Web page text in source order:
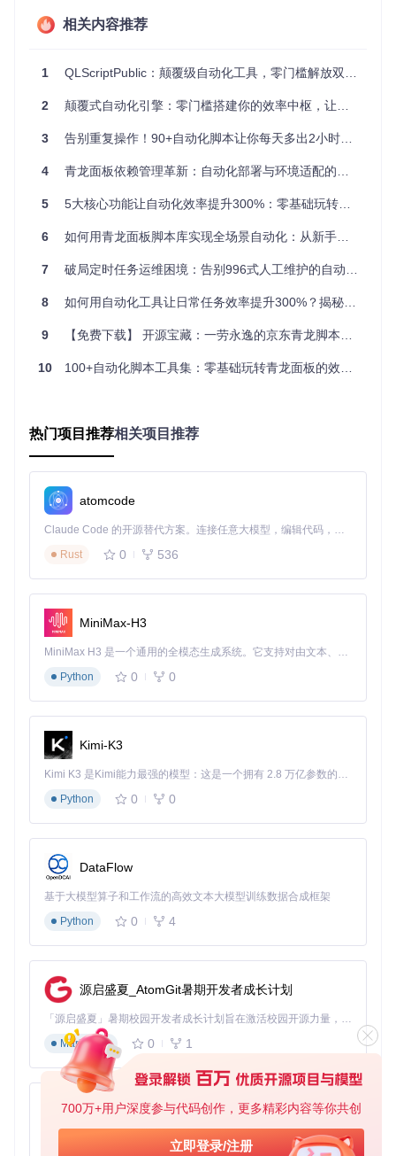
700万+用户深度参与代码创作，更多精彩内容等你共创
立即登录/注册
户往往因未及时掌握新规则而错失奖励。
痛点三：本地服务的运维困境
数据备份等基础操作常被遗忘，导致存储空间不足、系统性能
功能模块全景图 📊
模
类
典型应用场景 自动化能力 适用人群
商
积
模
鸿星尔克签到、立
积分兑换
全流程自动完
分享-领奖
电商爱好
党
区
块
掌上瓯海文章阅
读、太平洋知科技
帖子互动
台检测
创作者
系
日志自动清理、服
务状态监控、数据
定时备份
运维
服
猫眼电影票比价、
叮咚快药库存监控
实时信息抓取
普通消费
极简部署流程 ⚡
💡 执行注意：确保青龙面板版本≥2.10.0，网络连接稳定。首
  -v
$PWD/ql:/ql/data \
  -p 5600:5700 \
  -e TZ=Asia/Shanghai \
  --name qinglong-script \
  --hostname ql-script \
  --restart always \
相关内容推荐
1 QLScriptPublic：颠覆级自动化工具，零门槛解放双手（3分钟上手，99%任务成功率）
2 颠覆式自动化引擎：零门槛搭建你的效率中枢，让重复劳动成为历史
3 告别重复操作！90+自动化脚本让你每天多出2小时，零代码小白也能轻松上手
4 青龙面板依赖管理革新：自动化部署与环境适配的突破方案
5 5大核心功能让自动化效率提升300%：零基础玩转青龙面板脚本库
6 如何用青龙面板脚本库实现全场景自动化：从新手到专家的零代码解决方案
7 破局定时任务运维困境：告别996式人工维护的自动化运维新范式
8 如何用自动化工具让日常任务效率提升300%？揭秘开源脚本库的隐藏能力
9 【免费下载】 开源宝藏：一劳永逸的京东青龙脚本，自动化收割京东豆
10 100+自动化脚本工具集：零基础玩转青龙面板的效率神器
热门项目推荐相关项目推荐
atomcode
Claude Code 的开源替代方案。连接任意大模型，编辑代码，运行命令，自动验证 — 全自动执行。用 Rust 构建，极致性能。 ｜ An open-source alternative to Claude Code. Connect any LLM, edit code, run commands, and verify changes — autonomously. Built in Rust for speed. Get Started
Rust
0 536
MiniMax-H3
MiniMax H3 是一个通用的全模态生成系统。它支持对由文本、图像、视频和音频组成的多模态上下文进行统一理解，并能生成分辨率高达 2K、时长可达 15 秒的带原生立体声音频的视频。得益于面向任务泛化的系统设计，H3 在预训练阶段就已具备广泛的多模态上下文理解与生成能力，能够出色地执行复杂的多模态指令。
Python
0 0
Kimi-K3
Kimi K3 是Kimi能力最强的模型：这是一个拥有 2.8 万亿参数的混合专家（MoE）模型，具备原生视觉理解能力，并支持 100 万 token 的上下文窗口。
Python
0 0
DataFlow
基于大模型算子和工作流的高效文本大模型训练数据合成框架
Python
0 4
源启盛夏_AtomGit暑期开发者成长计划
「源启盛夏」暑期校园开发者成长计划旨在激活校园开源力量，通过积分激励、认证扶持、资源倾斜等形式，引导高校组织和开发者完成「入驻 — 建项目 — 做贡献 — 获认证 — 得资源」的完整闭环。无论你是想带领社团入驻平台的组织者，还是希望用代码贡献证明自己的开发者，都能在这里找到属于你的成长路径。
Markdown
0 1
py-xiaozhi
基于Python的Xiaozhi AI，适用于想要完整Xiaozhi体验而无需拥有专用硬件的用户。